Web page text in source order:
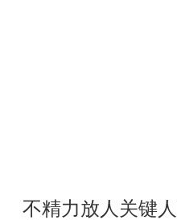
不精力放人关键